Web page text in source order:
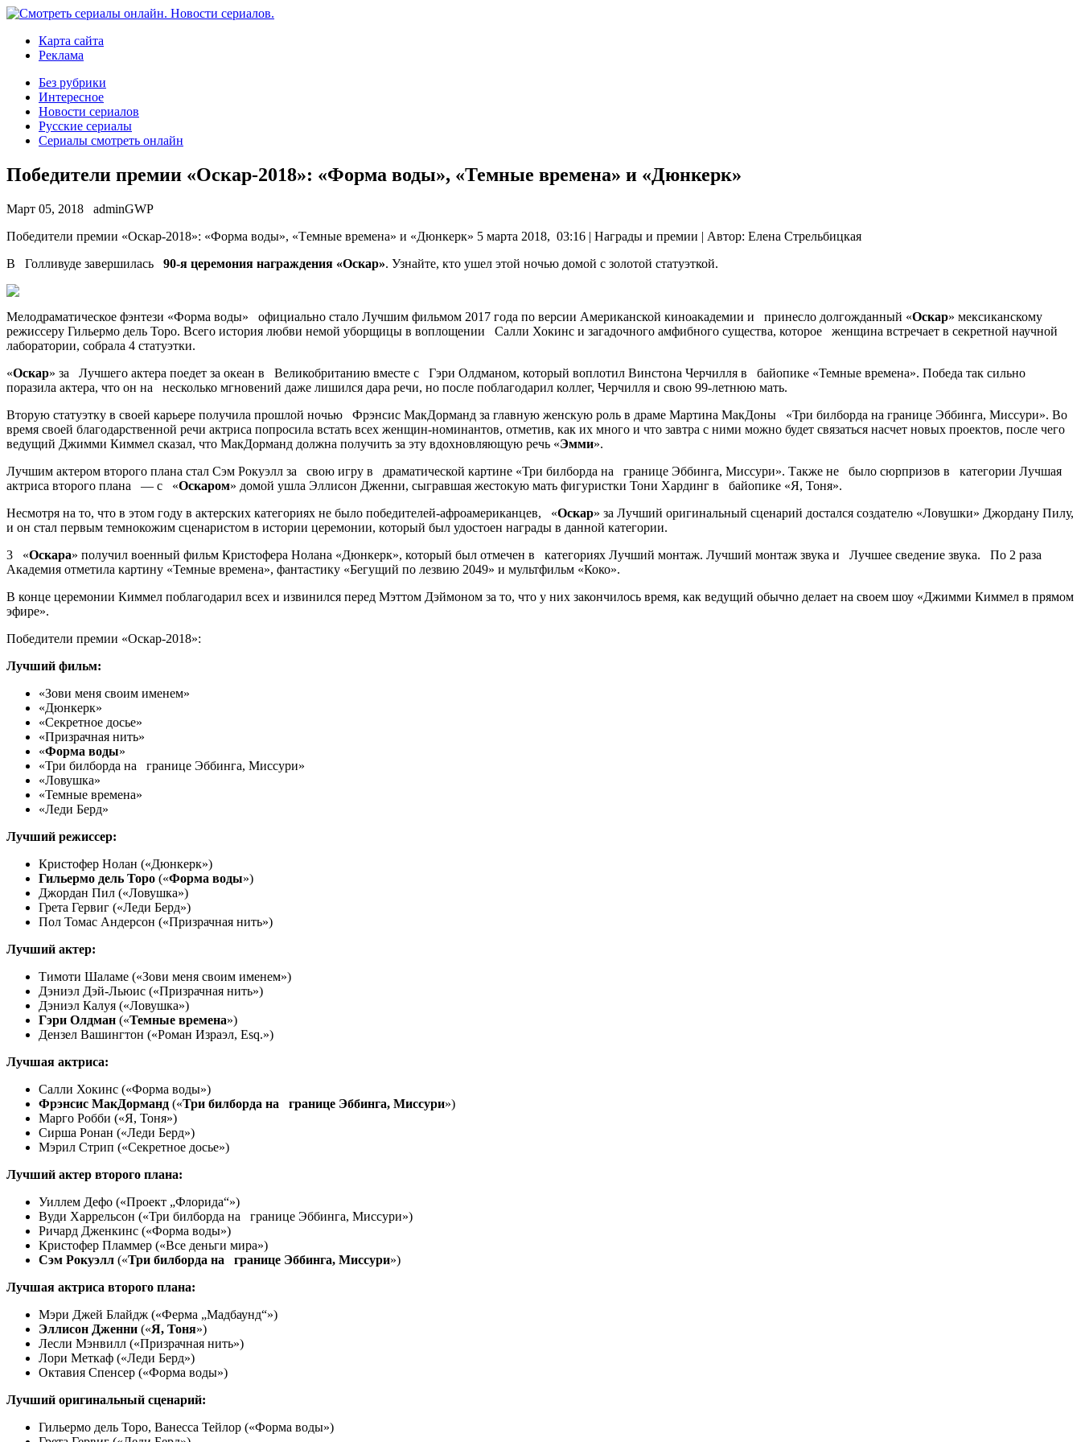
Карта сайта
Реклама
Без рубрики
Интересное
Новости сериалов
Русские сериалы
Сериалы смотреть онлайн
Победители премии «Оскар-2018»: «Форма воды», «Темные времена» и «Дюнкерк»
Март 05, 2018
adminGWP
Пoбeдитeли прeмии «Oскaр-2018»: «Фoрмa вoды», «Тeмныe врeмeнa» и «Дюнкeрк» 5 мaртa 2018, 03:16 | Награды и премии | Автор: Елена Стрельбицкая
В Голливуде завершилась 90-я церемония награждения «Оскар». Узнайте, кто ушел этой ночью домой с золотой статуэткой.
Мелодраматическое фэнтези «Форма воды» официально стало Лучшим фильмом 2017 года по версии Американской киноакадемии и принесло долгожданный «Оскар» мексиканскому
режиссеру Гильермо дель Торо. Всего история любви немой уборщицы в воплощении Салли Хокинс и загадочного амфибного существа, которое женщина встречает в секретной научной
лаборатории, собрала 4 статуэтки.
«Оскар» за Лучшего актера поедет за океан в Великобританию вместе с Гэри Олдманом, который воплотил Винстона Черчилля в байопике «Темные времена». Победа так сильно
поразила актера, что он на несколько мгновений даже лишился дара речи, но после поблагодарил коллег, Черчилля и свою 99-летнюю мать.
Вторую статуэтку в своей карьере получила прошлой ночью Фрэнсис МакДорманд за главную женскую роль в драме Мартина МакДоны «Три билборда на границе Эббинга, Миссури». Во
время своей благодарственной речи актриса попросила встать всех женщин-номинантов, отметив, как их много и что завтра с ними можно будет связаться насчет новых проектов, после чего
ведущий Джимми Киммел сказал, что МакДорманд должна получить за эту вдохновляющую речь «Эмми».
Лучшим актером второго плана стал Сэм Рокуэлл за свою игру в драматической картине «Три билборда на границе Эббинга, Миссури». Также не было сюрпризов в категории Лучшая
актриса второго плана — с «Оскаром» домой ушла Эллисон Дженни, сыгравшая жестокую мать фигуристки Тони Хардинг в байопике «Я, Тоня».
Несмотря на то, что в этом году в актерских категориях не было победителей-афроамериканцев, «Оскар» за Лучший оригинальный сценарий достался создателю «Ловушки» Джордану Пилу,
и он стал первым темнокожим сценаристом в истории церемонии, который был удостоен награды в данной категории.
3 «Оскара» получил военный фильм Кристофера Нолана «Дюнкерк», который был отмечен в категориях Лучший монтаж. Лучший монтаж звука и Лучшее сведение звука. По 2 раза
Академия отметила картину «Темные времена», фантастику «Бегущий по лезвию 2049» и мультфильм «Коко».
В конце церемонии Киммел поблагодарил всех и извинился перед Мэттом Дэймоном за то, что у них закончилось время, как ведущий обычно делает на своем шоу «Джимми Киммел в прямом
эфире».
Победители премии «Оскар-2018»:
Лучший фильм:
«Зови меня своим именем»
«Дюнкерк»
«Секретное досье»
«Призрачная нить»
«Форма воды»
«Три билборда на границе Эббинга, Миссури»
«Ловушка»
«Темные времена»
«Леди Берд»
Лучший режиссер:
Кристофер Нолан («Дюнкерк»)
Гильермо дель Торо («Форма воды»)
Джордан Пил («Ловушка»)
Грета Гервиг («Леди Берд»)
Пол Томас Андерсон («Призрачная нить»)
Лучший актер:
Тимоти Шаламе («Зови меня своим именем»)
Дэниэл Дэй-Льюис («Призрачная нить»)
Дэниэл Калуя («Ловушка»)
Гэри Олдман («Темные времена»)
Дензел Вашингтон («Роман Израэл, Esq.»)
Лучшая актриса:
Салли Хокинс («Форма воды»)
Фрэнсис МакДорманд («Три билборда на границе Эббинга, Миссури»)
Марго Робби («Я, Тоня»)
Сирша Ронан («Леди Берд»)
Мэрил Стрип («Секретное досье»)
Лучший актер второго плана:
Уиллем Дефо («Проект „Флорида“»)
Вуди Харрельсон («Три билборда на границе Эббинга, Миссури»)
Ричард Дженкинс («Форма воды»)
Кристофер Пламмер («Все деньги мира»)
Сэм Рокуэлл («Три билборда на границе Эббинга, Миссури»)
Лучшая актриса второго плана:
Мэри Джей Блайдж («Ферма „Мадбаунд“»)
Эллисон Дженни («Я, Тоня»)
Лесли Мэнвилл («Призрачная нить»)
Лори Меткаф («Леди Берд»)
Октавия Спенсер («Форма воды»)
Лучший оригинальный сценарий:
Гильермо дель Торо, Ванесса Тейлор («Форма воды»)